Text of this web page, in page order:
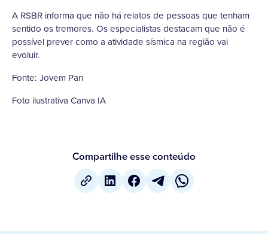
A RSBR informa que não há relatos de pessoas que tenham
sentido os tremores. Os especialistas destacam que não é
possível prever como a atividade sísmica na região vai
evoluir.
Fonte: Jovem Pan
Foto ilustrativa Canva IA
Compartilhe esse conteúdo